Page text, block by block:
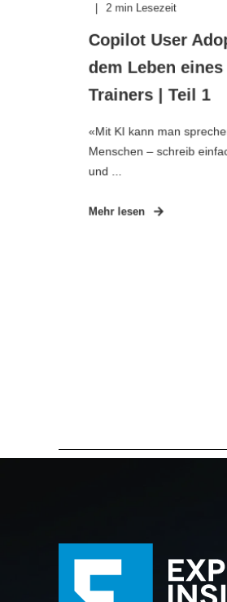
2 min Lesezeit
Copilot User
dem Leben
Trainers | Teil 1
«Mit KI kann man
Menschen – schreib
und ...
Mehr lesen